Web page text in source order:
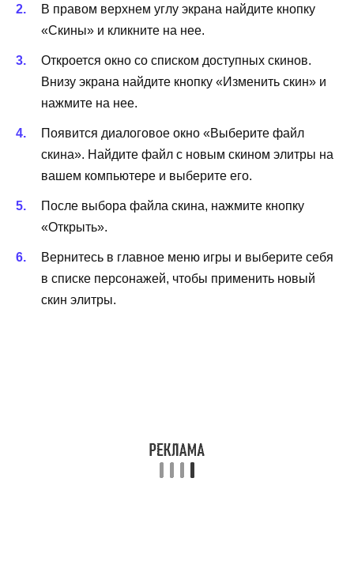
В правом верхнем углу экрана найдите кнопку
«Скины» и кликните на нее.
Откроется окно со списком доступных скинов.
Внизу экрана найдите кнопку «Изменить скин» и
нажмите на нее.
Появится диалоговое окно «Выберите файл
скина». Найдите файл с новым скином элитры на
вашем компьютере и выберите его.
После выбора файла скина, нажмите кнопку
«Открыть».
Вернитесь в главное меню игры и выберите себя
в списке персонажей, чтобы применить новый
скин элитры.